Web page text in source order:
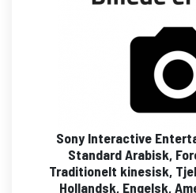
Sony Interactive
Standard Arabisk,
Traditionelt kinesisk,
Hollandsk, Engelsk,